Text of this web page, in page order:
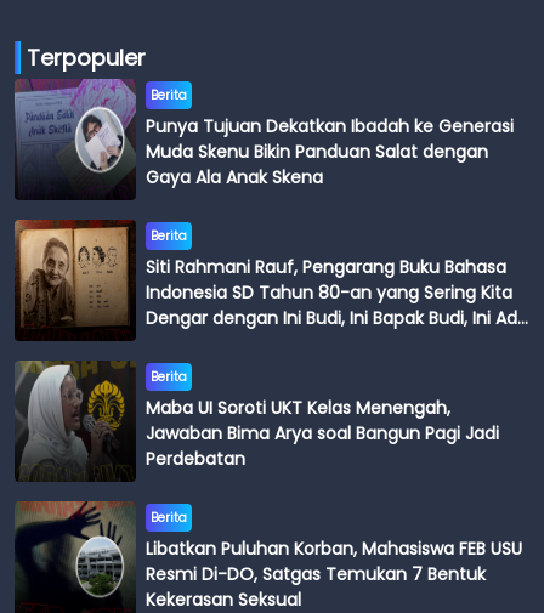
Terpopuler
Berita
Punya Tujuan Dekatkan Ibadah ke Generasi
Muda Skenu Bikin Panduan Salat dengan
Gaya Ala Anak Skena
Berita
Siti Rahmani Rauf, Pengarang Buku Bahasa
Indonesia SD Tahun 80-an yang Sering Kita
Dengar dengan Ini Budi, Ini Bapak Budi, Ini Adik
Berita
Maba UI Soroti UKT Kelas Menengah,
Jawaban Bima Arya soal Bangun Pagi Jadi
Perdebatan
Berita
Libatkan Puluhan Korban, Mahasiswa FEB USU
Resmi Di-DO, Satgas Temukan 7 Bentuk
Kekerasan Seksual